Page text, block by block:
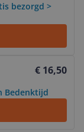
bezorgd >
€ 16,50
Bedenktijd